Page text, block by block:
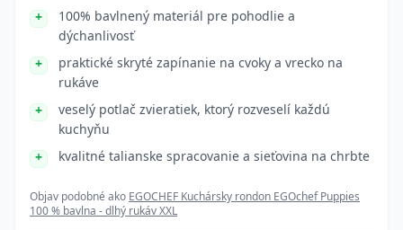
100% bavlnený materiál pre pohodlie a
dýchanlivosť
praktické skryté zapínanie na cvoky a vrecko na
rukáve
veselý potlač zvieratiek, ktorý rozveselí každú
kuchyňu
kvalitné talianske spracovanie a sieťovina na chrbte
Objav podobné ako EGOCHEF Kuchársky rondon EGOchef Puppies
100 % bavlna - dlhý rukáv XXL